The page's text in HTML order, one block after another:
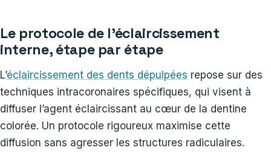
Le protocole de l’éclaircissement
interne, étape par étape
L’éclaircissement des dents dépulpées repose sur des
techniques intracoronaires spécifiques, qui visent à
diffuser l’agent éclaircissant au cœur de la dentine
colorée. Un protocole rigoureux maximise cette
diffusion sans agresser les structures radiculaires.